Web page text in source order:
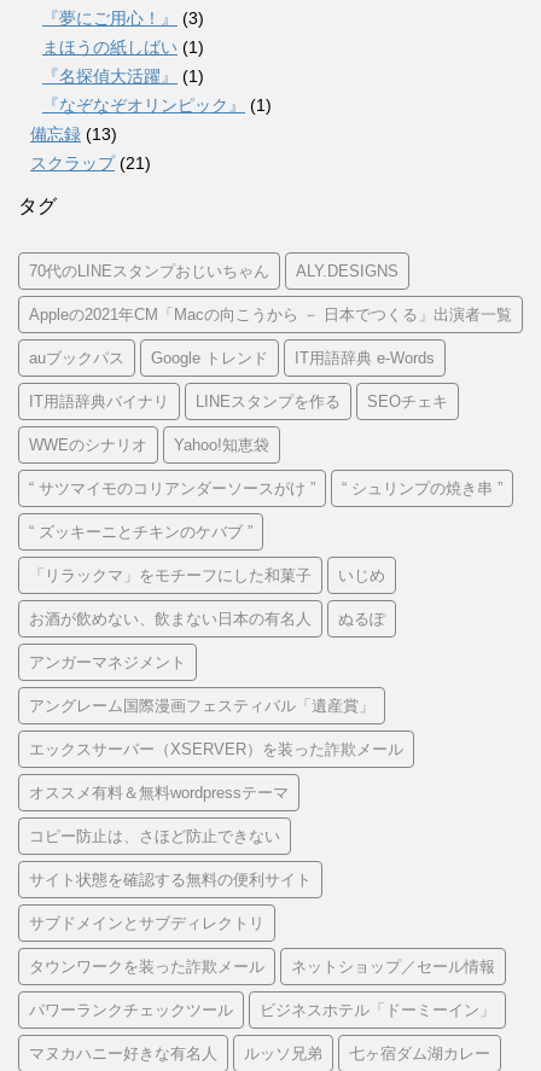
『夢にご用心！』
(3)
まほうの紙しばい (1)
『名探偵大活躍』
(1)
『なぞなぞオリンピック』
(1)
備忘録 (13)
スクラップ(21)
タグ
70代のLINEスタンプおじいちゃん ALY.DESIGNS
Appleの2021年CM「Macの向こうから － 日本でつくる」出演者一覧
auブックパス Google トレンド IT用語辞典 e-Words
IT用語辞典バイナリ LINEスタンプを作る SEOチェキ
WWEのシナリオ Yahoo!知恵袋
“ サツマイモのコリアンダーソースがけ ” “ シュリンプの焼き串 ”
“ ズッキーニとチキンのケバブ ”
「リラックマ」をモチーフにした和菓子 いじめ
お酒が飲めない、飲まない日本の有名人 ぬるぽ
アンガーマネジメント
アングレーム国際漫画フェスティバル「遺産賞」
エックスサーバー（XSERVER）を装った詐欺メール
オススメ有料＆無料wordpressテーマ
コピー防止は、さほど防止できない
サイト状態を確認する無料の便利サイト
サブドメインとサブディレクトリ
タウンワークを装った詐欺メール ネットショップ／セール情報
パワーランクチェックツール ビジネスホテル「ドーミーイン」
マヌカハニー好きな有名人 ルッソ兄弟 七ヶ宿ダム湖カレー